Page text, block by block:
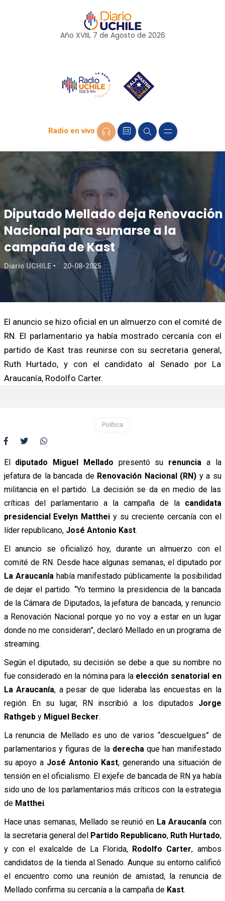
Año XVIII, 7 de Agosto de 2026
Radio en vivo
Diputado Mellado deja Renovación
Nacional para sumarse a la
campaña de Kast
Diario UCHILE 20-08-2025
El anuncio se hizo oficial en un almuerzo con el comité de
RN. El parlamentario ya había mostrado cercanía con el
partido de Kast tras reunirse con su secretaria general,
Ruth Hurtado, y con el candidato al Senado por La
Araucanía, Rodolfo Carter.
Política
El diputado Miguel Mellado presentó su renuncia a la
jefatura de la bancada de Renovación Nacional (RN) y a su
militancia en el partido. La decisión se da en medio de las
críticas del parlamentario a la campaña de la candidata
presidencial Evelyn Matthei y su creciente cercanía con el
líder republicano, José Antonio Kast.
El anuncio se oficializó hoy, durante un almuerzo con el
comité de RN. Desde hace algunas semanas, el diputado por
La Araucanía había manifestado públicamente la posibilidad
de dejar el partido. “Yo termino la presidencia de la bancada
de la Cámara de Diputados, la jefatura de bancada, y renuncio
a Renovación Nacional porque yo no voy a estar en un lugar
donde no me consideran”, declaró Mellado en un programa de
streaming.
Según el diputado, su decisión se debe a que su nombre no
fue considerado en la nómina para la elección senatorial en
La Araucanía, a pesar de que lideraba las encuestas en la
región. En su lugar, RN inscribió a los diputados Jorge
Rathgeby Miguel Becker.
La renuncia de Mellado es uno de varios “descuelgues” de
parlamentarios y figuras de la derecha que han manifestado
su apoyo a José Antonio Kast, generando una situación de
tensión en el oficialismo. El exjefe de bancada de RN ya había
sido uno de los parlamentarios más críticos con la estrategia
de Matthei.
Hace unas semanas, Mellado se reunió en La Araucanía con
la secretaria general del Partido Republicano, Ruth Hurtado,
y con el exalcalde de La Florida, Rodolfo Carter, ambos
candidatos de la tienda al Senado. Aunque su entorno calificó
el encuentro como una reunión de amistad, la renuncia de
Mellado confirma su cercanía a la campaña de Kast.